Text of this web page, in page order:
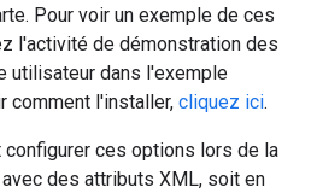
Pour voir un exemple de ces
l'activité de démonstration des
utilisateur dans l'exemple
comment l'installer, cliquez ici.
ces options lors de la
des attributs XML, soit en